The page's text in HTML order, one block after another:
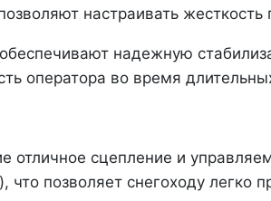
настраивать
надежную
оператора во время
сцепление и
позволяет снегоходу легко